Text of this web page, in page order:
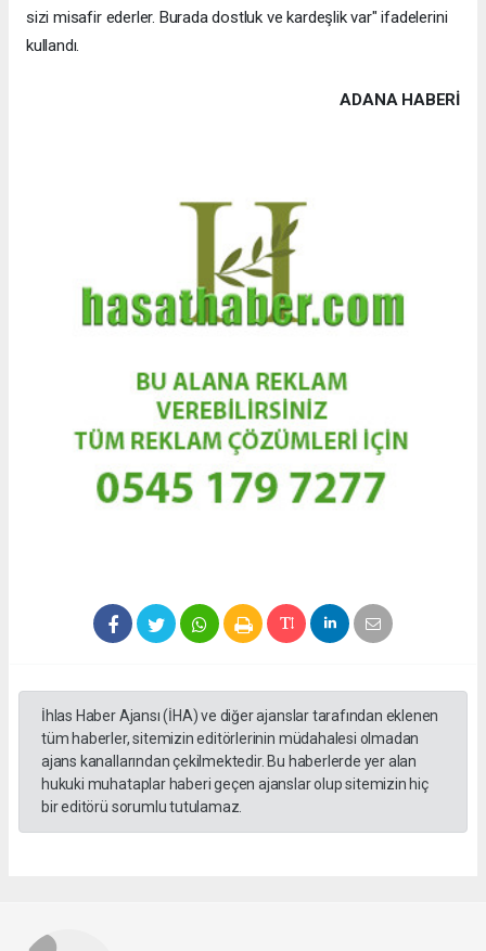
sizi misafir ederler. Burada dostluk ve kardeşlik var" ifadelerini
kullandı.
ADANA HABERİ
İhlas Haber Ajansı (İHA) ve diğer ajanslar tarafından eklenen
tüm haberler, sitemizin editörlerinin müdahalesi olmadan
ajans kanallarından çekilmektedir. Bu haberlerde yer alan
hukuki muhataplar haberi geçen ajanslar olup sitemizin hiç
bir editörü sorumlu tutulamaz.